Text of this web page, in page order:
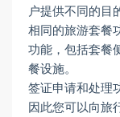
户提供不同的目
相同的旅游套餐
功能，包括套餐
餐设施。
签证申请和处理
因此您可以向旅